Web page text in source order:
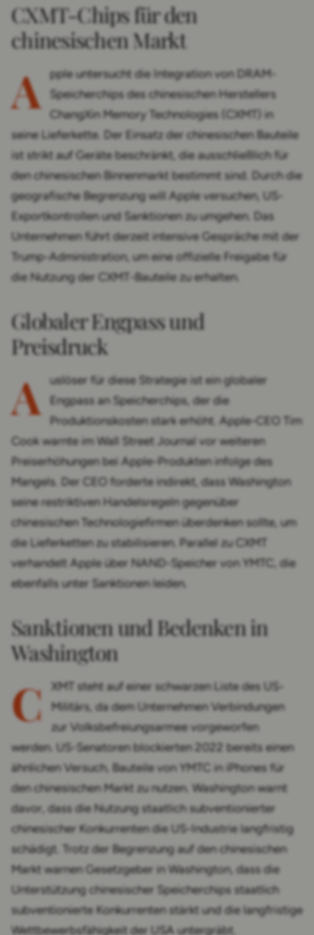
CXMT-Chips für den
chinesischen Markt
A pple untersucht die Integration von DRAM-
Speicherchips des chinesischen Herstellers
ChangXin Memory Technologies (CXMT) in
seine Lieferkette. Der Einsatz der chinesischen Bauteile
ist strikt auf Geräte beschränkt, die ausschließlich für
den chinesischen Binnenmarkt bestimmt sind. Durch die
geografische Begrenzung will Apple versuchen, US-
Exportkontrollen und Sanktionen zu umgehen. Das
Unternehmen führt derzeit intensive Gespräche mit der
Trump-Administration, um eine offizielle Freigabe für
die Nutzung der CXMT-Bauteile zu erhalten.
Globaler Engpass und
Preisdruck
A uslöser für diese Strategie ist ein globaler
Engpass an Speicherchips, der die
Produktionskosten stark erhöht. Apple-CEO Tim
Cook warnte im Wall Street Journal vor weiteren
Preiserhöhungen bei Apple-Produkten infolge des
Mangels. Der CEO forderte indirekt, dass Washington
seine restriktiven Handelsregeln gegenüber
chinesischen Technologiefirmen überdenken sollte, um
die Lieferketten zu stabilisieren. Parallel zu CXMT
verhandelt Apple über NAND-Speicher von YMTC, die
ebenfalls unter Sanktionen leiden.
Sanktionen und Bedenken in
Washington
C
XMT steht auf einer schwarzen Liste des US-
Militärs, da dem Unternehmen Verbindungen
zur Volksbefreiungsarmee vorgeworfen
werden. US-Senatoren blockierten 2022 bereits einen
ähnlichen Versuch, Bauteile von YMTC in iPhones für
den chinesischen Markt zu nutzen. Washington warnt
davor, dass die Nutzung staatlich subventionierter
chinesischer Konkurrenten die US-Industrie langfristig
schädigt. Trotz der Begrenzung auf den chinesischen
Markt warnen Gesetzgeber in Washington, dass die
Unterstützung chinesischer Speicherchips staatlich
subventionierte Konkurrenten stärkt und die langfristige
Wettbewerbsfähigkeit der USA untergräbt.